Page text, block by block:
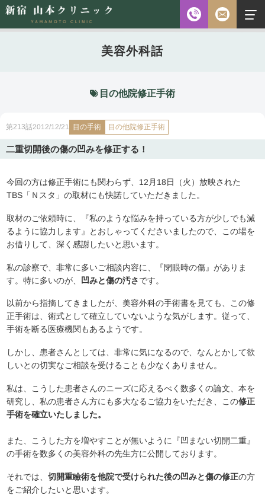
お電話
休診日 水・日・祝日
ご予約前に必ず下記のページをご確認ください。
ご予約について
無料相談
※初診の方専用
メールフォーム
無料相談・
お問い合わせ
美容外科話
目の他院修正手術
第213話2012/12/21 目の手術 目の他院修正手術
二重切開後の傷の凹みを修正する！
今回の方は修正手術にも関わらず、12月18日（火）放映された
TBS「Ｎスタ」の取材にも快諾していただきました。
取材のご依頼時に、『私のような悩みを持っている方が少しでも減
るように協力します』とおしゃってくださいましたので、この場を
お借りして、深く感謝したいと思います。
私の診察で、非常に多いご相談内容に、『閉眼時の傷』がありま
す。特に多いのが、 凹みと傷の汚さです。
以前から指摘してきましたが、美容外科の手術書を見ても、この修
正手術は、術式として確立していないような気がします。従って、
手術を断る医療機関もあるようです。
しかし、患者さんとしては、非常に気になるので、なんとかして欲
しいとの切実なご相談を受けることも少なくありません。
私は、こうした患者さんのニーズに応えるべく数多くの論文、本を
研究し、私の患者さん方にも多大なるご協力をいただき、この修正
手術を確立いたしました。
また、こうした方を増やすことが無いように『凹まない切開二重』
の手術を数多くの美容外科の先生方に公開しております。
それでは、 切開重瞼術を他院で受けられた後の凹みと傷の修正の方
をご紹介したいと思います。